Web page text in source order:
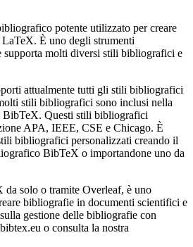
potente utilizzato per creare
È uno degli strumenti
molti diversi stili bibliografici e
attualmente tutti gli stili bibliografici
stili bibliografici sono inclusi nella
Questi stili bibliografici
APA, IEEE, CSE e Chicago. È
bibliografici personalizzati creando il
BibTeX o importandone uno da
da solo o tramite Overleaf, è uno
bibliografie in documenti scientifici e
gestione delle bibliografie con
o consulta la nostra